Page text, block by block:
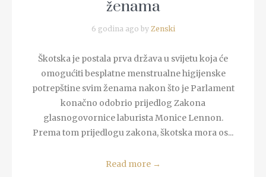
ženama
6 godina ago by Zenski
Škotska je postala prva država u svijetu koja će
omogućiti besplatne menstrualne higijenske
potrepštine svim ženama nakon što je Parlament
konačno odobrio prijedlog Zakona
glasnogovornice laburista Monice Lennon.
Prema tom prijedlogu zakona, škotska mora os...
Read more →